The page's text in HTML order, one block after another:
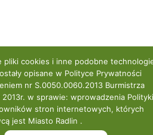
pliki cookies i inne podobne
opisane w Polityce Prywatności
nr S.0050.0060.2013 Burmistrza
w sprawie: wprowadzenia Polityki
stron internetowych, których
jest Miasto Radlin .